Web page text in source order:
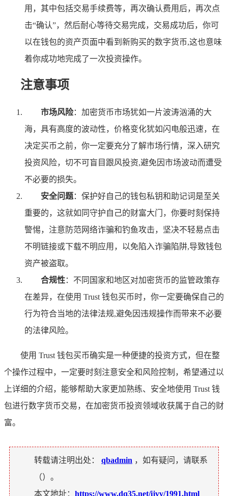
用，其中包括交易手续费等，再次确认费用后，再次点
击“确认”，然后耐心等待交易完成，交易成功后，你可
以在钱包的资产页面中看到新购买的数字货币,这也意味
着你成功地完成了一次投资操作。
注意事项
市场风险：加密货币市场犹如一片波涛汹涌的大
海，具有高度的波动性，价格变化犹如闪电般迅速，在
决定买币之前，你一定要充分了解市场行情，深入研究
投资风险，切不可盲目跟风投资,避免因市场波动而遭受
不必要的损失。
安全问题：保护好自己的钱包私钥和助记词是至关
重要的，这就如同守护自己的财富大门，你要时刻保持
警惕，注意防范网络诈骗和钓鱼攻击，坚决不轻易点击
不明链接或下载不明应用，以免陷入诈骗陷阱,导致钱包
资产被盗取。
合规性：不同国家和地区对加密货币的监管政策存
在差异，在使用 Trust 钱包买币时，你一定要确保自己的
行为符合当地的法律法规,避免因违规操作而带来不必要
的法律风险。
使用 Trust 钱包买币确实是一种便捷的投资方式，但在整
个操作过程中，一定要时刻注意安全和风险控制，希望通过以
上详细的介绍，能够帮助大家更加熟练、安全地使用 Trust 钱
包进行数字货币交易，在加密货币投资领域收获属于自己的财
富。
转载请注明出处： qbadmin ，如有疑问，请联系
（）。
本文地址： https://www.dq35.net/ijvv/1991.html